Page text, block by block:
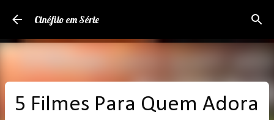
Pular para o conteúdo principal
Cinéfilo em Série
5 Filmes Para Quem Adora